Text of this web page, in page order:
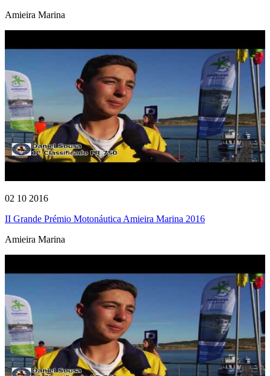
Amieira Marina
02 10 2016
II Grande Prémio Motonáutica Amieira Marina 2016
Amieira Marina